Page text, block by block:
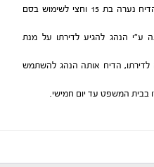
תושב בת ים (בן 35) נעצר אמש בחשד שהדיח נערה בת 15 וחצי לשימוש בסם
ע"י הנהג להגיע לדירתו על מנת
הדיח אותה הנהג להשתמש
בבית המשפט עד יום חמישי.